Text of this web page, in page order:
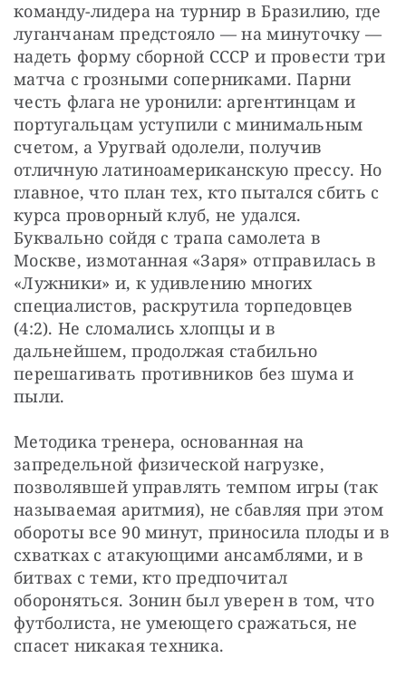
команду-лидера на турнир в Бразилию, где
луганчанам предстояло — на минуточку —
надеть форму сборной СССР и провести три
матча с грозными соперниками. Парни
честь флага не уронили: аргентинцам и
португальцам уступили с минимальным
счетом, а Уругвай одолели, получив
отличную латиноамериканскую прессу. Но
главное, что план тех, кто пытался сбить с
курса проворный клуб, не удался.
Буквально сойдя с трапа самолета в
Москве, измотанная «Заря» отправилась в
«Лужники» и, к удивлению многих
специалистов, раскрутила торпедовцев
(4:2). Не сломались хлопцы и в
дальнейшем, продолжая стабильно
перешагивать противников без шума и
пыли.
Методика тренера, основанная на
запредельной физической нагрузке,
позволявшей управлять темпом игры (так
называемая аритмия), не сбавляя при этом
обороты все 90 минут, приносила плоды и в
схватках с атакующими ансамблями, и в
битвах с теми, кто предпочитал
обороняться. Зонин был уверен в том, что
футболиста, не умеющего сражаться, не
спасет никакая техника.